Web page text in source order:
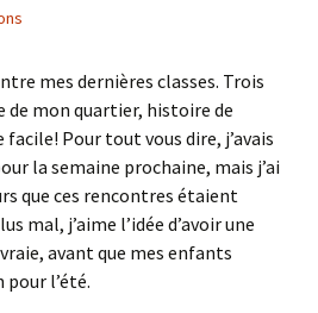
mes dernières classes. Trois
de mon quartier, histoire de
Pour tout vous dire, j’avais
la semaine prochaine, mais j’ai
que ces rencontres étaient
mal, j’aime l’idée d’avoir une
avant que mes enfants
pour l’été.